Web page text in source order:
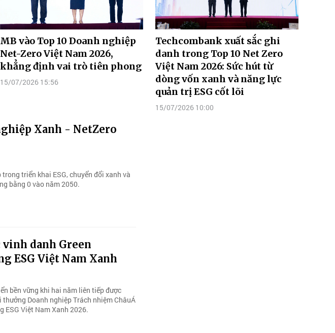
MB vào Top 10 Doanh nghiệp
Net-Zero Việt Nam 2026,
khẳng định vai trò tiên phong
15/07/2026 15:56
Techcombank xuất sắc ghi
danh trong Top 10 Net Zero
Việt Nam 2026: Sức hút từ
dòng vốn xanh và năng lực
quản trị ESG cốt lõi
15/07/2026 10:00
Xanh - NetZero
triển khai ESG, chuyển đổi xanh và
bằng 0 vào năm 2050.
danh Green
ESG Việt Nam Xanh
bền vững khi hai năm liên tiếp được
Doanh nghiệp Trách nhiệm ChâuÁ
ESG Việt Nam Xanh 2026.